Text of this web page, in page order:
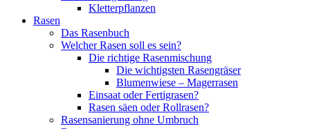
Kletterpflanzen
Rasen
Das Rasenbuch
Welcher Rasen soll es sein?
Die richtige Rasenmischung
Die wichtigsten Rasengräser
Blumenwiese – Magerrasen
Einsaat oder Fertigrasen?
Rasen säen oder Rollrasen?
Rasensanierung ohne Umbruch